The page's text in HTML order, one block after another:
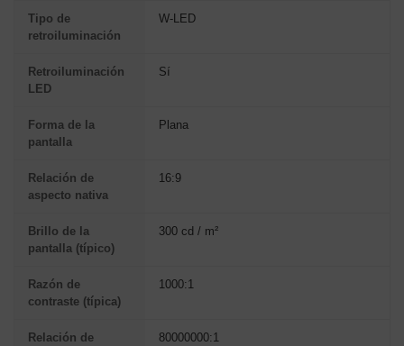
Tipo de
retroiluminación
W-LED
Retroiluminación
LED
Sí
Forma de la
pantalla
Plana
Relación de
aspecto nativa
16:9
Brillo de la
pantalla (típico)
300 cd / m²
Razón de
contraste (típica)
1000:1
Relación de
80000000:1